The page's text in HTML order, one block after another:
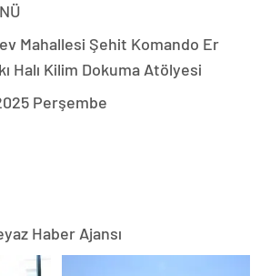
Mahallesi Şehit Komando Er
Halı Kilim Dokuma Atölyesi
Perşembe
Haber Ajansı